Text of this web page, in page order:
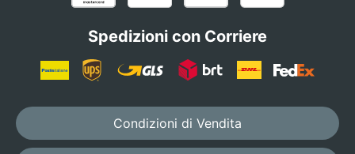
Spedizioni con Corriere
Condizioni di Vendita